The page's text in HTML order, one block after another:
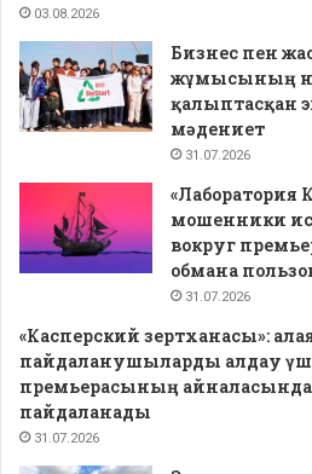
03.08.2026
Бизнес пен
жұмысының
қалыптасқан
мәдениет
31.07.2026
«Лаборатория
мошенники
вокруг
обмана
31.07.2026
«Касперский зертханасы»:
пайдаланушыларды алдау
премьерасының
пайдаланады
31.07.2026